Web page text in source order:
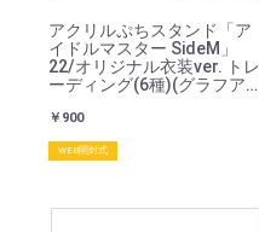
アクリルぷちスタンド「ア
イドルマスター SideM」
22/オリジナル衣装ver. トレ
ーディング(6種)(グラフア
￥900
WEB開封式